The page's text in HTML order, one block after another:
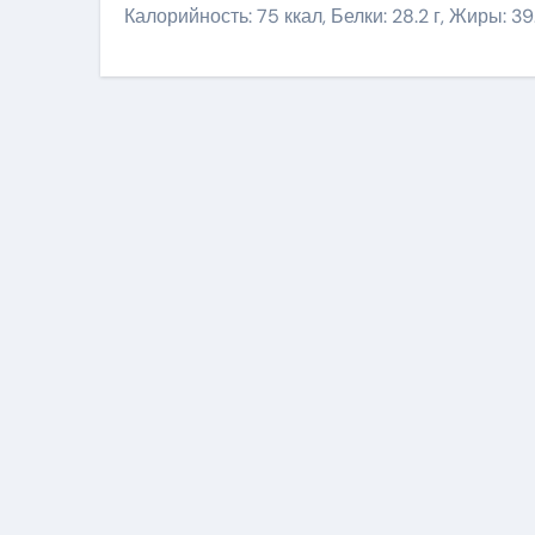
Калорийность: 75 ккал, Белки: 28.2 г, Жиры: